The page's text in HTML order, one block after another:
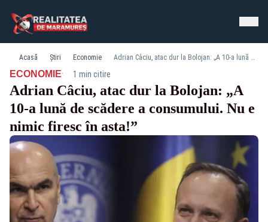
Acasă Știri Economie Adrian Câciu, atac dur la Bolojan: „A 10-a lună de scădere a consumului. Nu e nimic firesc în asta!”
ECONOMIE· 1 min citire
Adrian Câciu, atac dur la Bolojan: „A
10-a lună de scădere a consumului. Nu e
nimic firesc în asta!”